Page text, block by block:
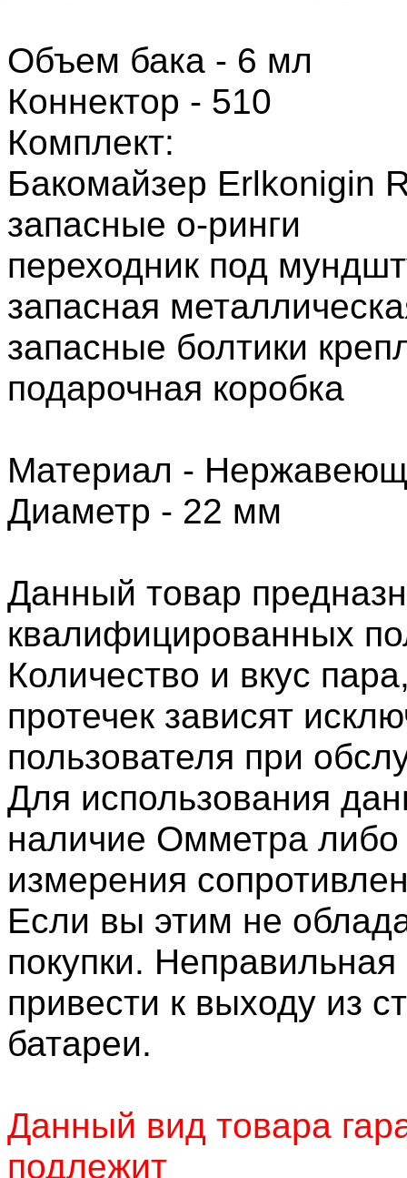
Объем бака - 6 мл
Коннектор - 510
Комплект:
Бакомайзер Erlkonigin
запасные о-ринги
переходник под
запасная
запасные болтики
подарочная коробка
Материал -
Диаметр - 22 мм
Данный товар
квалифицированных
Количество и вкус
протечек зависят
пользователя при
Для использования
наличие Омметра
измерения
Если вы этим не
покупки.
привести к выходу из
батареи.
Данный вид товара
подлежит